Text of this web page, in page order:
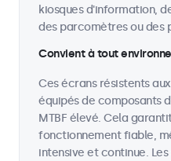
kiosques d'information,
des parcomètres ou des
Convient à tout
Ces écrans résistents
équipés de composants
MTBF élevé. Cela
fonctionnement fiable,
intensive et continue.